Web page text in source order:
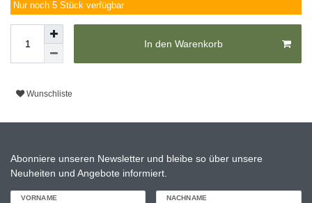
Nur noch 5 Stück verfügbar
In den Warenkorb
Wunschliste
Abonniere unseren Newsletter und bleibe so über unsere
Neuheiten und Angebote informiert.
VORNAME NACHNAME